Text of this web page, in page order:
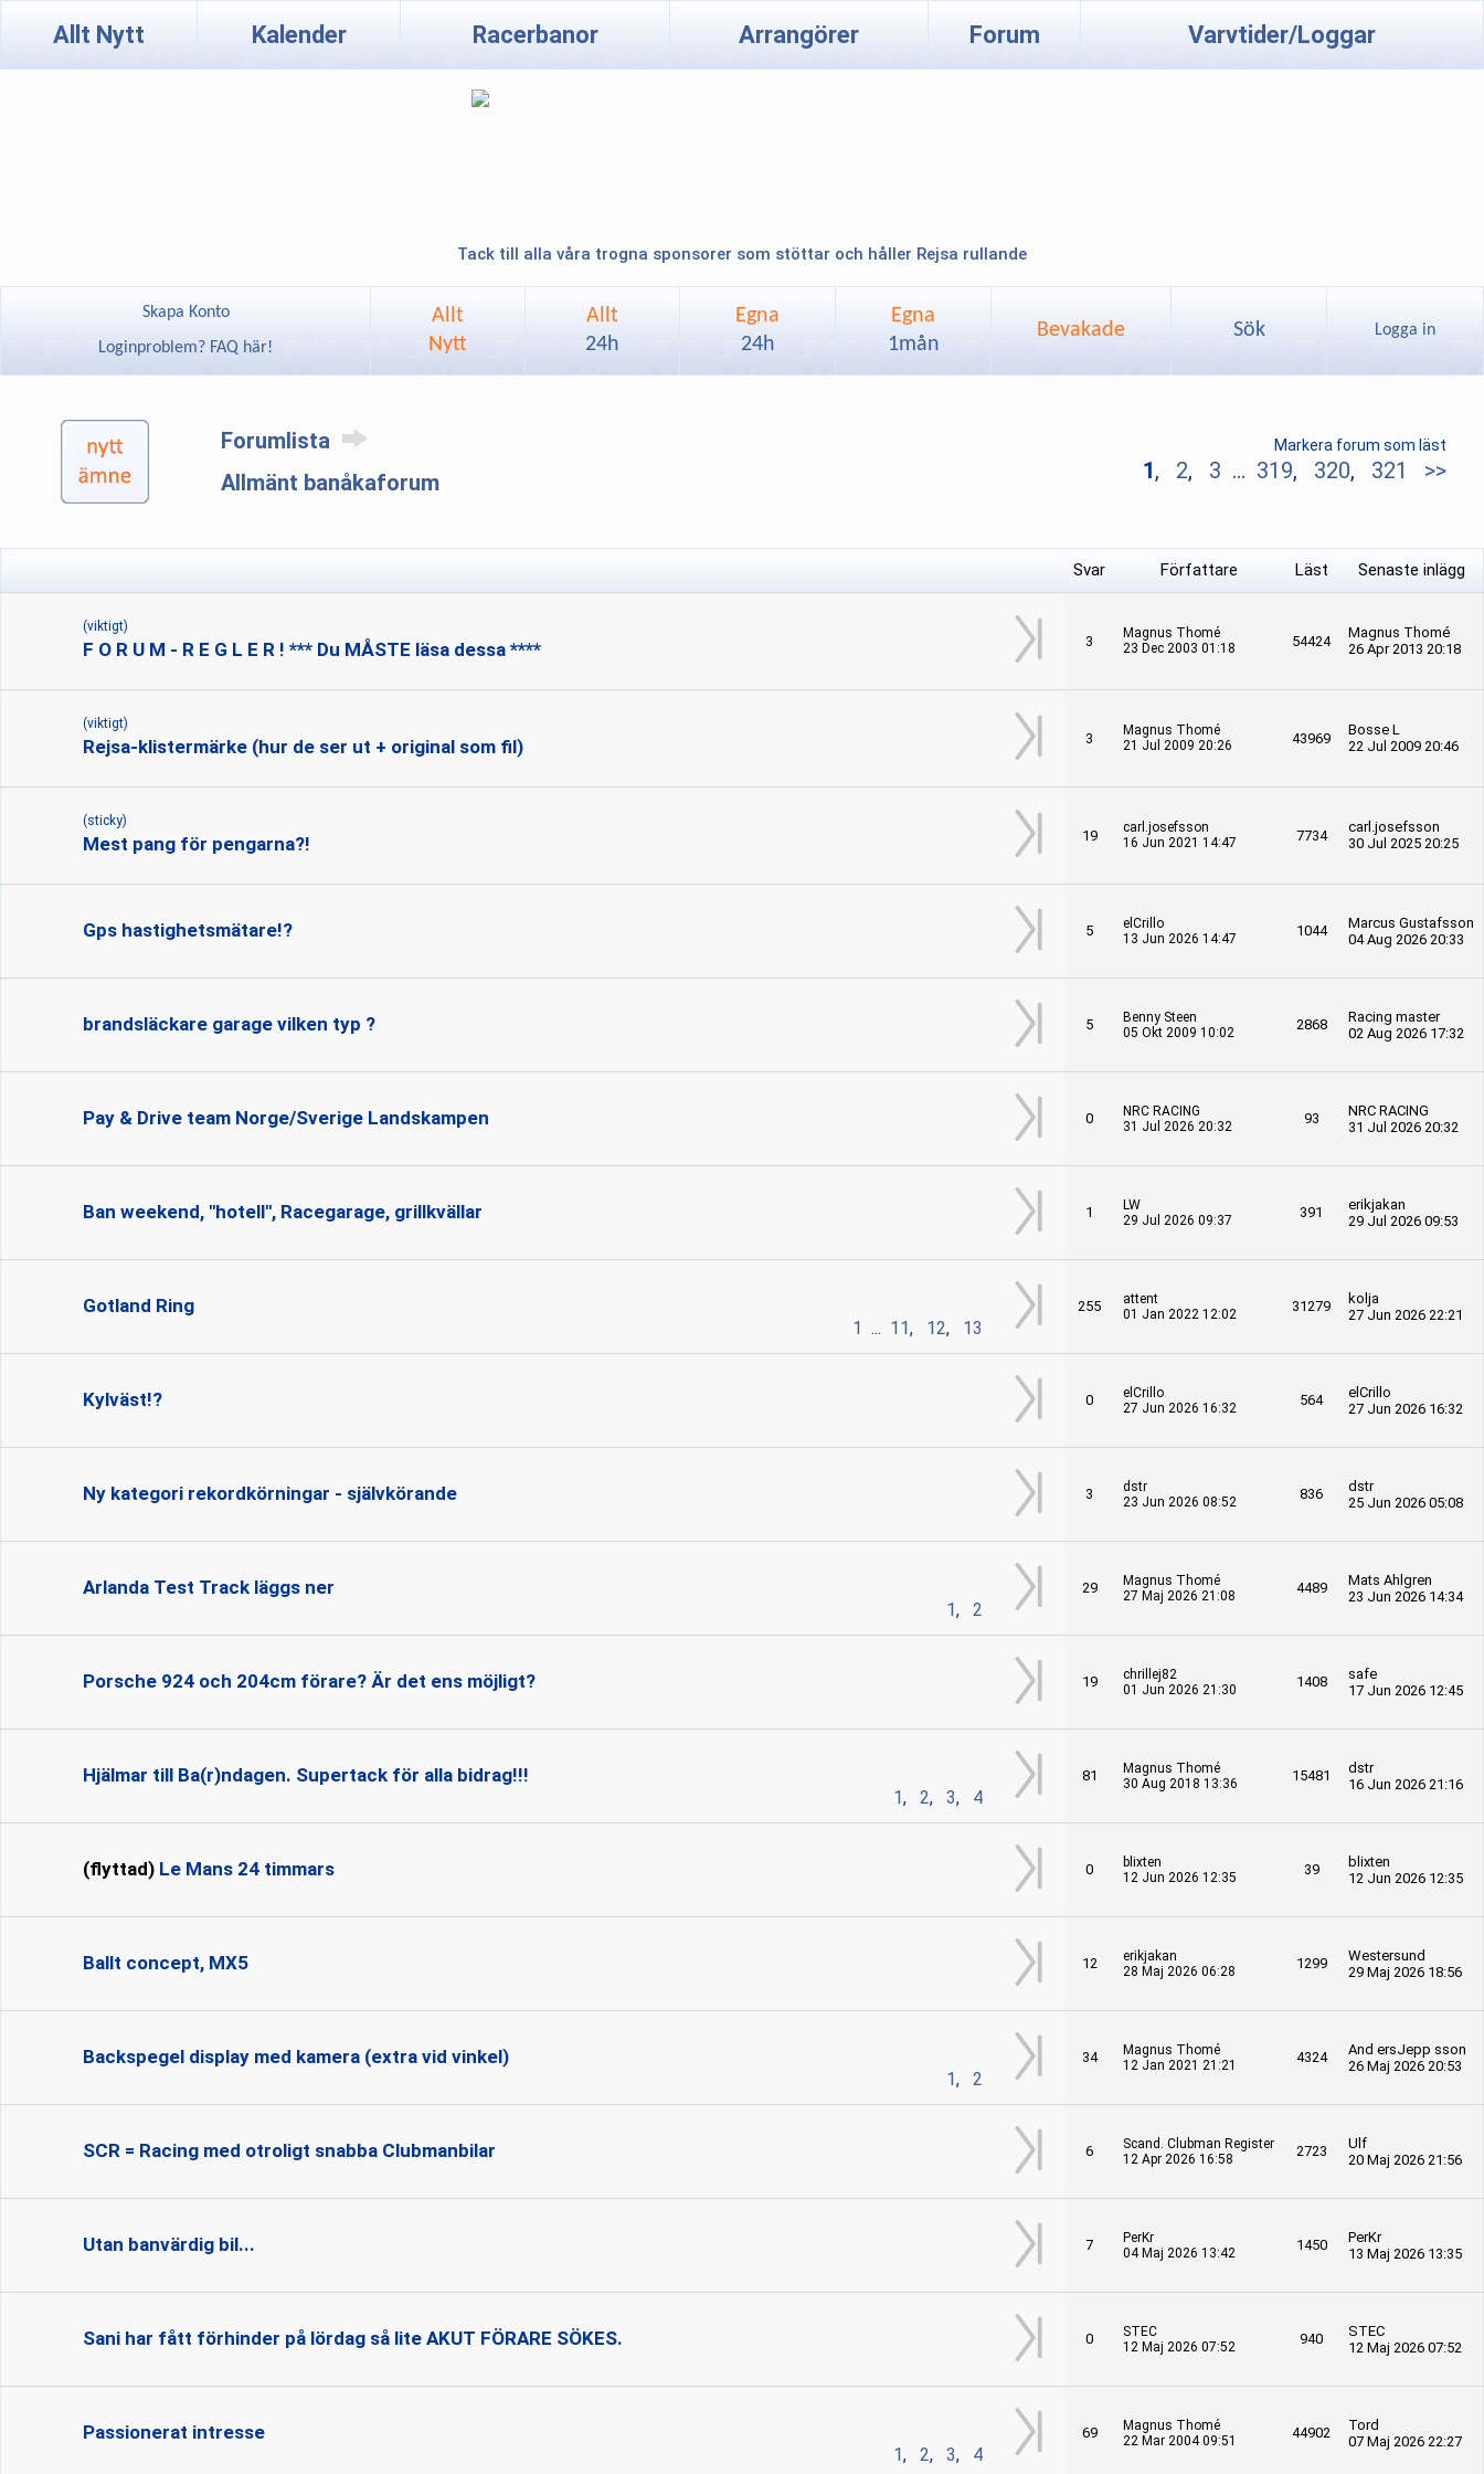
Allt Nytt Kalender Racerbanor Arrangörer Forum Varvtider/Loggar
Tack till alla våra trogna sponsorer som stöttar och håller Rejsa rullande
Skapa Konto
Loginproblem? FAQ här!
Allt
Nytt
Allt
24h
Egna
24h
Egna
1mån
Bevakade Sök Logga in
Forumlista
Allmänt banåkaforum
Markera forum som läst
1, 2, 3 ... 319, 320, 321 >>
Svar Författare Läst Senaste inlägg
(viktigt)
F O R U M - R E G L E R ! *** Du MÅSTE läsa dessa **** 3
Magnus Thomé
23 Dec 2003 01:18
54424
Magnus Thomé
26 Apr 2013 20:18
(viktigt)
Rejsa-klistermärke (hur de ser ut + original som fil) 3
Magnus Thomé
21 Jul 2009 20:26
43969
Bosse L
22 Jul 2009 20:46
(sticky)
Mest pang för pengarna?! 19
carl.josefsson
16 Jun 2021 14:47
7734
carl.josefsson
30 Jul 2025 20:25
Gps hastighetsmätare!? 5
elCrillo
13 Jun 2026 14:47
1044
Marcus Gustafsson
04 Aug 2026 20:33
brandsläckare garage vilken typ ? 5
Benny Steen
05 Okt 2009 10:02
2868
Racing master
02 Aug 2026 17:32
Pay & Drive team Norge/Sverige Landskampen 0
NRC RACING
31 Jul 2026 20:32
93
NRC RACING
31 Jul 2026 20:32
Ban weekend, "hotell", Racegarage, grillkvällar 1
LW
29 Jul 2026 09:37
391
erikjakan
29 Jul 2026 09:53
Gotland Ring
1 ... 11, 12, 13
255
attent
01 Jan 2022 12:02
31279
kolja
27 Jun 2026 22:21
Kylväst!? 0
elCrillo
27 Jun 2026 16:32
564
elCrillo
27 Jun 2026 16:32
Ny kategori rekordkörningar - självkörande 3
dstr
23 Jun 2026 08:52
836
dstr
25 Jun 2026 05:08
Arlanda Test Track läggs ner
1, 2
29
Magnus Thomé
27 Maj 2026 21:08
4489
Mats Ahlgren
23 Jun 2026 14:34
Porsche 924 och 204cm förare? Är det ens möjligt? 19
chrillej82
01 Jun 2026 21:30
1408
safe
17 Jun 2026 12:45
Hjälmar till Ba(r)ndagen. Supertack för alla bidrag!!!
1, 2, 3, 4
81
Magnus Thomé
30 Aug 2018 13:36
15481
dstr
16 Jun 2026 21:16
(flyttad) Le Mans 24 timmars 0
blixten
12 Jun 2026 12:35
39
blixten
12 Jun 2026 12:35
Ballt concept, MX5 12
erikjakan
28 Maj 2026 06:28
1299
Westersund
29 Maj 2026 18:56
Backspegel display med kamera (extra vid vinkel)
1, 2
34
Magnus Thomé
12 Jan 2021 21:21
4324
And ersJepp sson
26 Maj 2026 20:53
SCR = Racing med otroligt snabba Clubmanbilar 6
Scand. Clubman Register
12 Apr 2026 16:58
2723
Ulf
20 Maj 2026 21:56
Utan banvärdig bil... 7
PerKr
04 Maj 2026 13:42
1450
PerKr
13 Maj 2026 13:35
Sani har fått förhinder på lördag så lite AKUT FÖRARE SÖKES. 0
STEC
12 Maj 2026 07:52
940
STEC
12 Maj 2026 07:52
Passionerat intresse
1, 2, 3, 4
69
Magnus Thomé
22 Mar 2004 09:51
44902
Tord
07 Maj 2026 22:27